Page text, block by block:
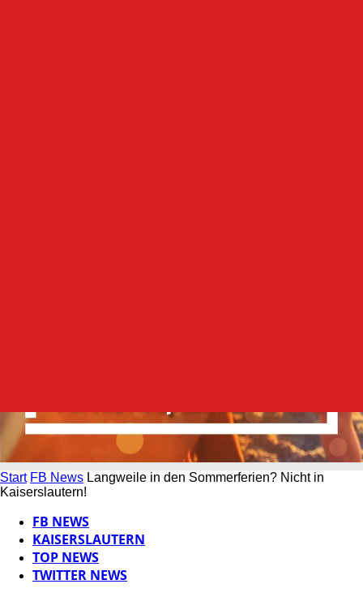
Start FB News Langweile in den Sommerferien? Nicht in
Kaiserslautern!
FB NEWS
KAISERSLAUTERN
TOP NEWS
TWITTER NEWS